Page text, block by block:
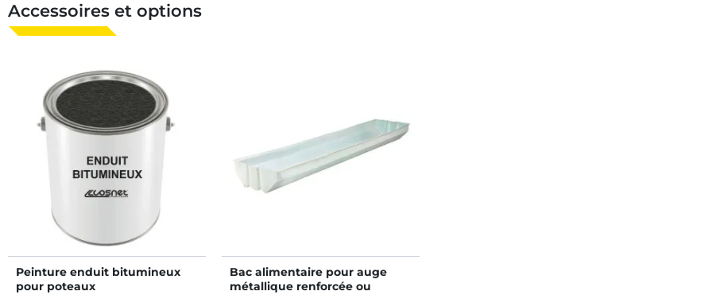
Accessoires et options
Peinture enduit bitumineux
pour poteaux
Bac alimentaire pour auge
métallique renforcée ou